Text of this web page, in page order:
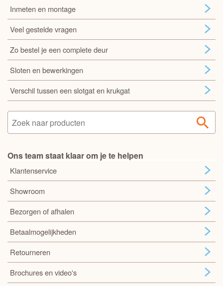
Inmeten en montage
Veel gestelde vragen
Zo bestel je een complete deur
Sloten en bewerkingen
Verschil tussen een slotgat en krukgat
Ons team staat klaar om je te helpen
Klantenservice
Showroom
Bezorgen of afhalen
Betaalmogelijkheden
Retourneren
Brochures en video's